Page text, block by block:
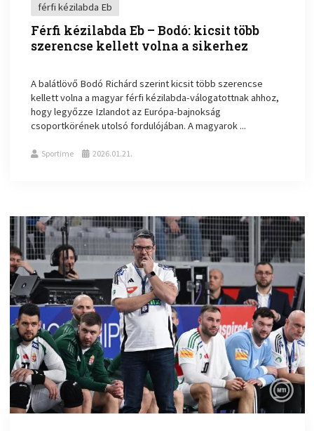
férfi kézilabda Eb
Férfi kézilabda Eb – Bodó: kicsit több
szerencse kellett volna a sikerhez
A balátlövő Bodó Richárd szerint kicsit több szerencse
kellett volna a magyar férfi kézilabda-válogatottnak ahhoz,
hogy legyőzze Izlandot az Európa-bajnokság
csoportkörének utolsó fordulójában. A magyarok ...
Sportime 2026.01.21.